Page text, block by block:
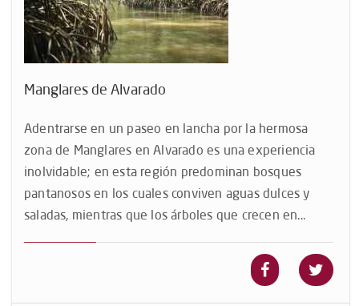
Manglares de Alvarado
Adentrarse en un paseo en lancha por la hermosa
zona de Manglares en Alvarado es una experiencia
inolvidable; en esta región predominan bosques
pantanosos en los cuales conviven aguas dulces y
saladas, mientras que los árboles que crecen en...